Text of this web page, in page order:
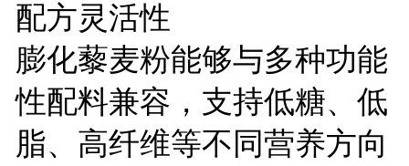
配方灵活性
膨化藜麦粉能够与多种功能
性配料兼容，支持低糖、低
脂、高纤维等不同营养方向